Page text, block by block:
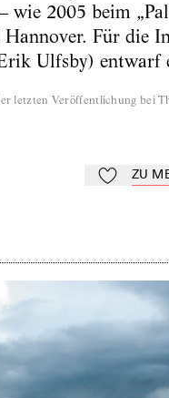
wie 2005 beim
Hannover. Für die
Ulfsby) entwarf
letzten Veröffentlichung bei
Zu Mein-
ZU